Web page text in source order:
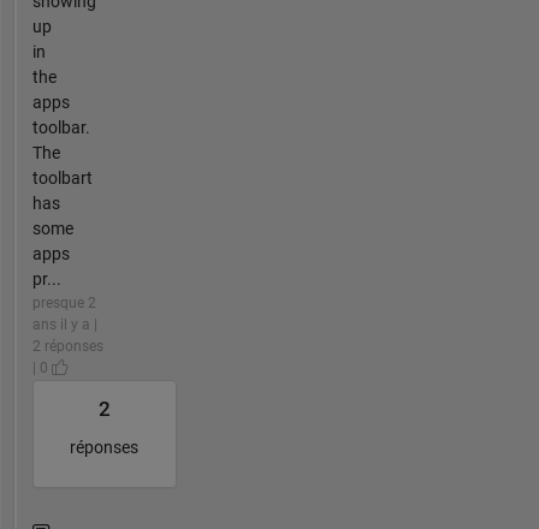
up
in
the
apps
toolbar.
The
toolbart
has
some
apps
pr...
presque 2
ans il y a |
2 réponses
| 0
2
réponses